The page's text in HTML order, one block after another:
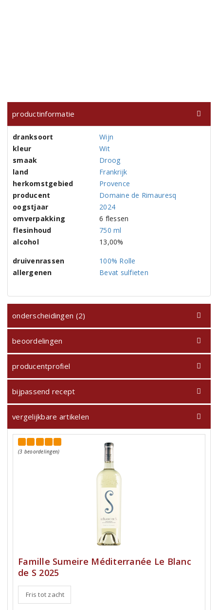
productinformatie
dranksoort
Wijn
kleur
Wit
smaak
Droog
land
Frankrijk
herkomstgebied
Provence
producent
Domaine de Rimauresq
oogstjaar
2024
omverpakking
6 flessen
flesinhoud
750 ml
alcohol
13,00%
druivenrassen
100% Rolle
allergenen
Bevat sulfieten
onderscheidingen (2)
beoordelingen
producentprofiel
bijpassend recept
vergelijkbare artikelen
(3 beoordelingen)
Famille Sumeire Méditerranée Le Blanc
de S 2025
Fris tot zacht